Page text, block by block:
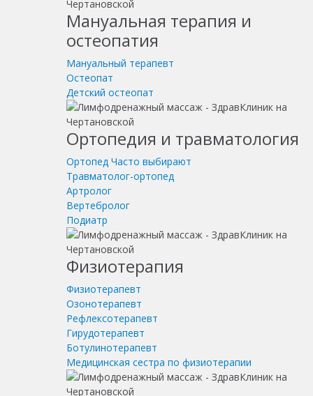
Мануальная терапия и
остеопатия
Мануальный терапевт
Остеопат
Детский остеопат
Ортопедия и травматология
Ортопед Часто выбирают
Травматолог-ортопед
Артролог
Вертебролог
Подиатр
Физиотерапия
Физиотерапевт
Озонотерапевт
Рефлексотерапевт
Гирудотерапевт
Ботулинотерапевт
Медицинская сестра по физиотерапии